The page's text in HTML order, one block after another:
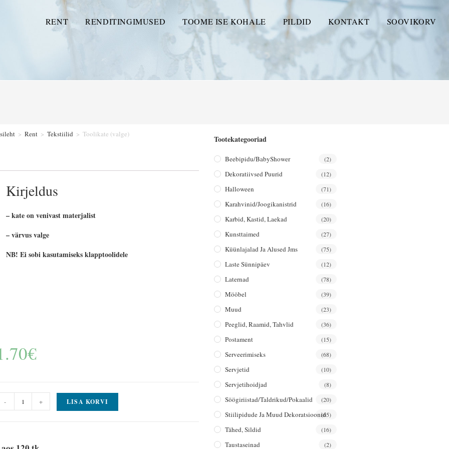
RENT RENDITINGIMUSED TOOME ISE KOHALE PILDID KONTAKT SOOVIKORV
> Rent > Tekstiilid > Toolikate (valge)
Kirjeldus
– kate on venivast materjalist
– värvus valge
NB! Ei sobi kasutamiseks klapptoolidele
€
- + LISA KORVI
Tootekategooriad
Beebipidu/BabyShower (2)
Dekoratiivsed Puurid (12)
Halloween (71)
Karahvinid/joogikanistrid (16)
Karbid, Kastid, Laekad (20)
Kunsttaimed (27)
Küünlajalad Ja Alused Jms (75)
Laste Sünnipäev (12)
Laternad (78)
Mööbel (39)
Muud (23)
Peeglid, Raamid, Tahvlid (36)
Postament (15)
Serveerimiseks (68)
Servjetid (10)
Servjetihoidjad (8)
Söögiriistad/taldrikud/pokaalid (20)
Stiilipidude Ja Muud Dekoratsioonid(65)
Tähed, Sildid (16)
Taustaseinad (2)